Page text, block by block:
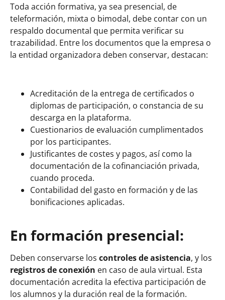
Toda acción formativa, ya sea presencial, de
teleformación, mixta o bimodal, debe contar con un
respaldo documental que permita verificar su
trazabilidad. Entre los documentos que la empresa o
la entidad organizadora deben conservar, destacan:
Acreditación de la entrega de certificados o
diplomas de participación, o constancia de su
descarga en la plataforma.
Cuestionarios de evaluación cumplimentados
por los participantes.
Justificantes de costes y pagos, así como la
documentación de la cofinanciación privada,
cuando proceda.
Contabilidad del gasto en formación y de las
bonificaciones aplicadas.
En formación presencial:
Deben conservarse los controles de asistencia, y los
registros de conexión en caso de aula virtual. Esta
documentación acredita la efectiva participación de
los alumnos y la duración real de la formación.